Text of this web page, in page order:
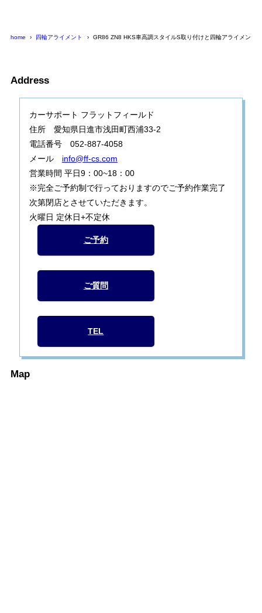
home 四輪アライメント GR86 ZN8 HKS車高調スタイルS取り付けと四輪アライメント
Address
カーサポート フラットフィールド
住所 愛知県日進市浅田町西浦33-2
電話番号 052-887-4058
メール info@ff-cs.com
営業時間 平日9：00~18：00
※完全ご予約制で行っておりますのでご予約作業完了
次第閉店とさせていただきます。
火曜日 定休日+不定休
ご予約
ご質問
TEL
Map